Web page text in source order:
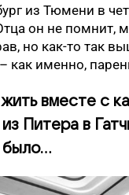
из Тюмени в
он не помнит,
но как-то так
как именно,
вместе с
Питера в